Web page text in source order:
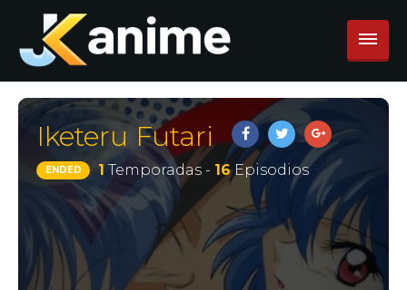
Iketeru Futari
ENDED 1Temporadas - 16Episodios